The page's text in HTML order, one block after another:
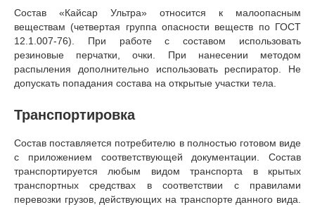
Состав «Кайсар Ультра» относится к малоопасным
веществам (четвертая группа опасности веществ по ГОСТ
12.1.007-76). При работе с составом использовать
резиновые перчатки, очки. При нанесении методом
распыления дополнительно использовать респиратор. Не
допускать попадания состава на открытые участки тела.
Транспортировка
Состав поставляется потребителю в полностью готовом виде
с приложением соответствующей документации. Состав
транспортируется любым видом транспорта в крытых
транспортных средствах в соответствии с правилами
перевозки грузов, действующих на транспорте данного вида.